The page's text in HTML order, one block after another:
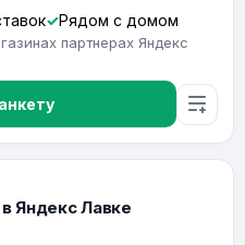
Рядом с домом
партнерах Яндекс
Яндекс Лавке